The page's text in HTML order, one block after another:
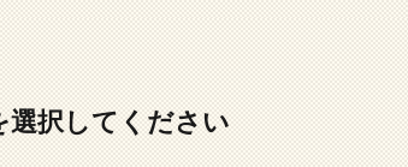
選択してください